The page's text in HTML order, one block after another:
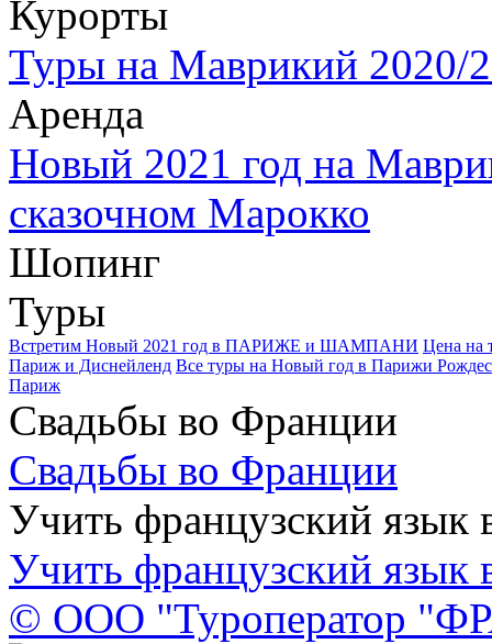
Курорты
Туры на Маврикий 2020/
Аренда
Новый 2021 год на
сказочном Марокко
Шопинг
Туры
Встретим Новый 2021 год в ПАРИЖЕ и ШАМПАНИ Цена на
Париж и Диснейленд Все туры на Новый год в Парижи
Париж
Свадьбы во Франции
Свадьбы во Франции
Учить французский язык
Учить французский язык
© ООО "Туроператор